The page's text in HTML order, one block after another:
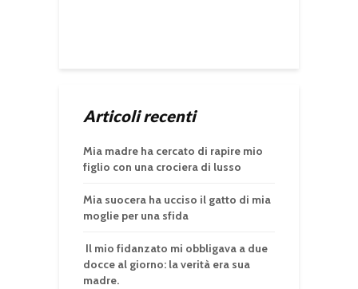
Articoli recenti
Mia madre ha cercato di rapire mio
figlio con una crociera di lusso
Mia suocera ha ucciso il gatto di mia
moglie per una sfida
Il mio fidanzato mi obbligava a due
docce al giorno: la verità era sua
madre.